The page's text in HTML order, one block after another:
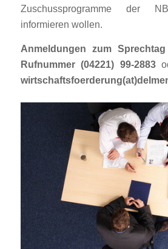
Zuschussprogramme der
informieren wollen.
Anmeldungen zum Sprechtag
Rufnummer (04221) 99-2883